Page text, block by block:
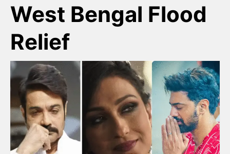
West Bengal Flood
Relief